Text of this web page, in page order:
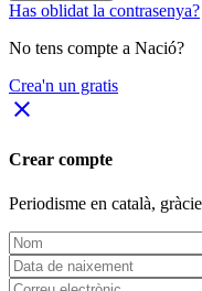
Has oblidat la contrasenya?
No tens compte a Nació?
Crea'n un gratis
close
Crear compte
Periodisme en català,